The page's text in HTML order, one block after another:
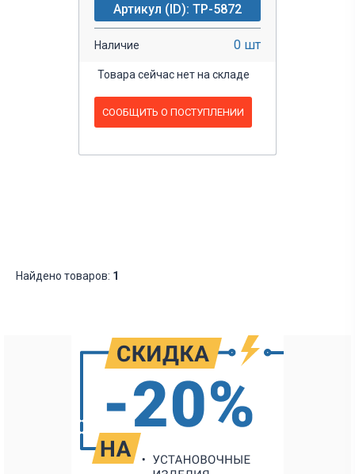
Артикул (ID): TP-5872
Наличие 0 шт
Товара сейчас нет на складе
СООБЩИТЬ О ПОСТУПЛЕНИИ
Найдено товаров: 1